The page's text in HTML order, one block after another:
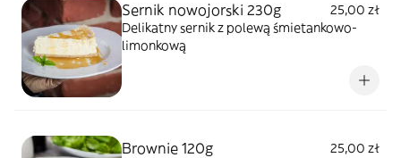
Sernik nowojorski 230g
25,00 zł
Delikatny sernik z polewą śmietankowo-
limonkową
Brownie 120g 25,00 zł